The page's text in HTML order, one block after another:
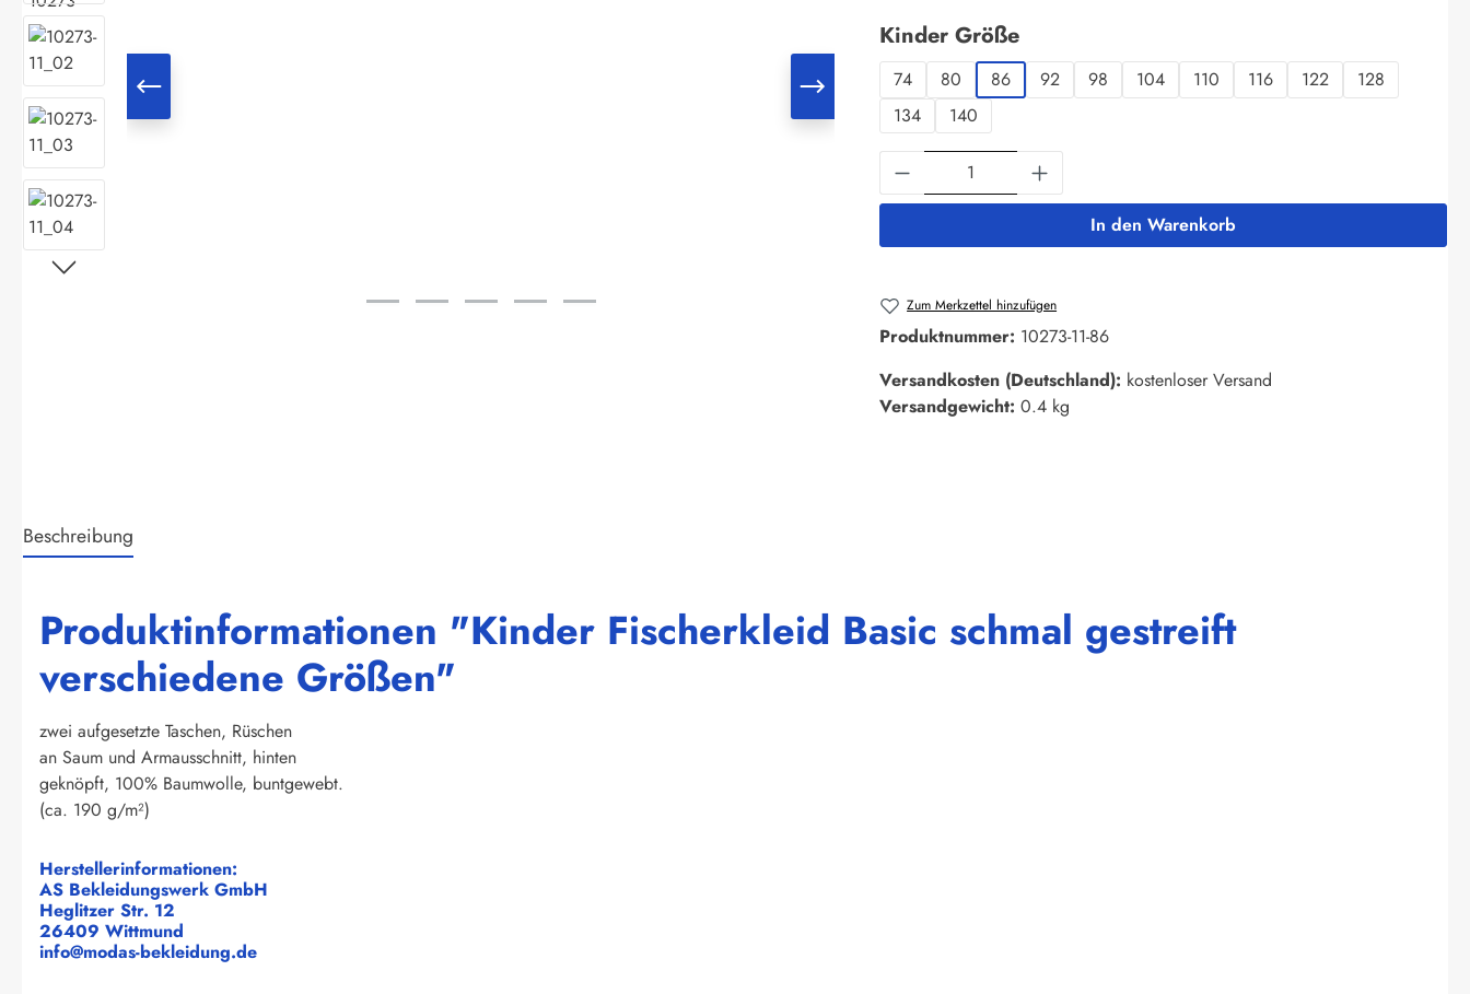
Kinder Größeauswählen
74 80 86 92 98 104 110 116 122
128
134
140
Produkt Anzahl: Gib den gewünschten Wert ein
In den Warenkorb
Zum Merkzettel hinzufügen
Produktnummer: 10273-11-86
Versandkosten (Deutschland): kostenloser Versand
Versandgewicht: 0.4 kg
Beschreibung
Produktinformationen "Kinder Fischerkleid Basic schmal gestreift
verschiedene Größen"
zwei aufgesetzte Taschen, Rüschen
an Saum und Armausschnitt, hinten
geknöpft, 100% Baumwolle, buntgewebt.
(ca. 190 g/m²)
Herstellerinformationen:
AS Bekleidungswerk GmbH
Heglitzer Str. 12
26409 Wittmund
info@modas-bekleidung.de